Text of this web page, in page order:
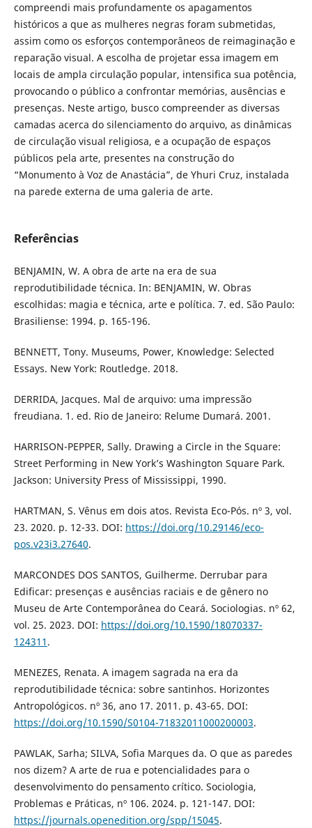
compreendi mais profundamente os apagamentos
históricos a que as mulheres negras foram submetidas,
assim como os esforços contemporâneos de reimaginação e
reparação visual. A escolha de projetar essa imagem em
locais de ampla circulação popular, intensifica sua potência,
provocando o público a confrontar memórias, ausências e
presenças. Neste artigo, busco compreender as diversas
camadas acerca do silenciamento do arquivo, as dinâmicas
de circulação visual religiosa, e a ocupação de espaços
públicos pela arte, presentes na construção do
“Monumento à Voz de Anastácia”, de Yhuri Cruz, instalada
na parede externa de uma galeria de arte.
Referências
BENJAMIN, W. A obra de arte na era de sua
reprodutibilidade técnica. In: BENJAMIN, W. Obras
escolhidas: magia e técnica, arte e política. 7. ed. São Paulo:
Brasiliense: 1994. p. 165-196.
BENNETT, Tony. Museums, Power, Knowledge: Selected
Essays. New York: Routledge. 2018.
DERRIDA, Jacques. Mal de arquivo: uma impressão
freudiana. 1. ed. Rio de Janeiro: Relume Dumará. 2001.
HARRISON-PEPPER, Sally. Drawing a Circle in the Square:
Street Performing in New York’s Washington Square Park.
Jackson: University Press of Mississippi, 1990.
HARTMAN, S. Vênus em dois atos. Revista Eco-Pós. nº 3, vol.
23. 2020. p. 12-33. DOI: https://doi.org/10.29146/eco-
pos.v23i3.27640.
MARCONDES DOS SANTOS, Guilherme. Derrubar para
Edificar: presenças e ausências raciais e de gênero no
Museu de Arte Contemporânea do Ceará. Sociologias. nº 62,
vol. 25. 2023. DOI: https://doi.org/10.1590/18070337-
124311 .
MENEZES, Renata. A imagem sagrada na era da
reprodutibilidade técnica: sobre santinhos. Horizontes
Antropológicos. nº 36, ano 17. 2011. p. 43-65. DOI:
https://doi.org/10.1590/S0104-71832011000200003.
PAWLAK, Sarha; SILVA, Sofia Marques da. O que as paredes
nos dizem? A arte de rua e potencialidades para o
desenvolvimento do pensamento crítico. Sociologia,
Problemas e Práticas, nº 106. 2024. p. 121-147. DOI:
https://journals.openedition.org/spp/15045.